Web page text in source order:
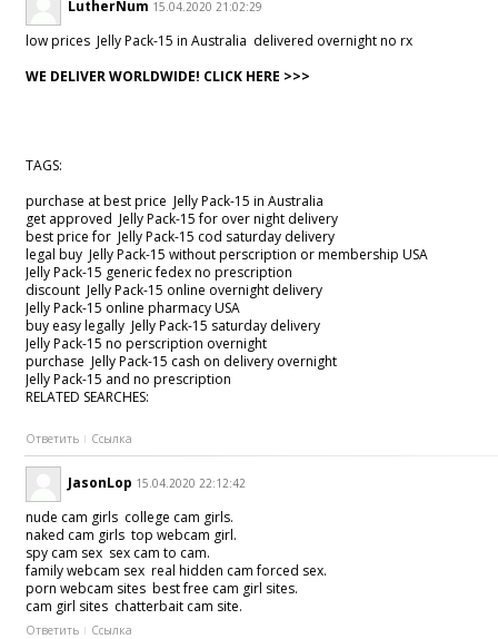
LutherNum 15.04.2020 21:02:29
low prices Jelly Pack-15 in Australia delivered overnight no rx
WE DELIVER WORLDWIDE! CLICK HERE >>>
TAGS:
purchase at best price Jelly Pack-15 in Australia
get approved Jelly Pack-15 for over night delivery
best price for Jelly Pack-15 cod saturday delivery
legal buy Jelly Pack-15 without perscription or membership USA
Jelly Pack-15 generic fedex no prescription
discount Jelly Pack-15 online overnight delivery
Jelly Pack-15 online pharmacy USA
buy easy legally Jelly Pack-15 saturday delivery
Jelly Pack-15 no perscription overnight
purchase Jelly Pack-15 cash on delivery overnight
Jelly Pack-15 and no prescription
RELATED SEARCHES:
Ответить Ссылка
JasonLop 15.04.2020 22:12:42
nude cam girls college cam girls.
naked cam girls top webcam girl.
spy cam sex sex cam to cam.
family webcam sex real hidden cam forced sex.
porn webcam sites best free cam girl sites.
cam girl sites chatterbait cam site.
Ответить Ссылка